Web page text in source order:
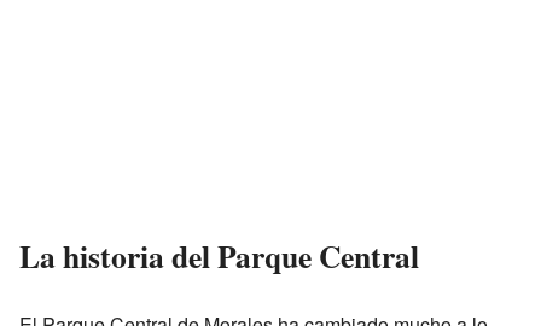
La historia del Parque Central